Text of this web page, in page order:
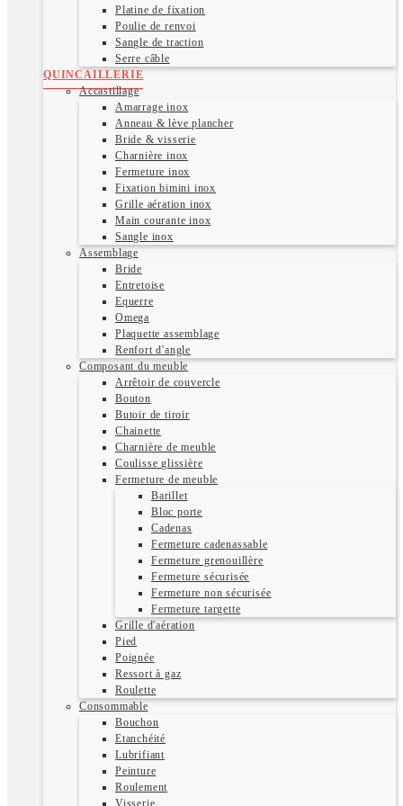
Platine de fixation
Poulie de renvoi
Sangle de traction
Serre câble
QUINCAILLERIE
Accastillage
Amarrage inox
Anneau & lève plancher
Bride & visserie
Charnière inox
Fermeture inox
Fixation bimini inox
Grille aération inox
Main courante inox
Sangle inox
Assemblage
Bride
Entretoise
Equerre
Omega
Plaquette assemblage
Renfort d'angle
Composant du meuble
Arrêtoir de couvercle
Bouton
Butoir de tiroir
Chainette
Charnière de meuble
Coulisse glissière
Fermeture de meuble
Barillet
Bloc porte
Cadenas
Fermeture cadenassable
Fermeture grenouillère
Fermeture sécurisée
Fermeture non sécurisée
Fermeture targette
Grille d'aération
Pied
Poignée
Ressort à gaz
Roulette
Consommable
Bouchon
Etanchéité
Lubrifiant
Peinture
Roulement
Visserie